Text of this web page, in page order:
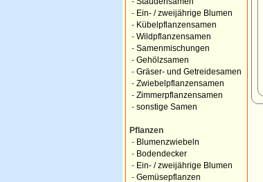
- Ein- / zweijährige Blumen
- Kübelpflanzensamen
- Wildpflanzensamen
- Samenmischungen
- Gehölzsamen
- Gräser- und Getreidesamen
- Zwiebelpflanzensamen
- Zimmerpflanzensamen
- sonstige Samen
Pflanzen
- Blumenzwiebeln
- Bodendecker
- Ein- / zweijährige Blumen
- Gemüsepflanzen